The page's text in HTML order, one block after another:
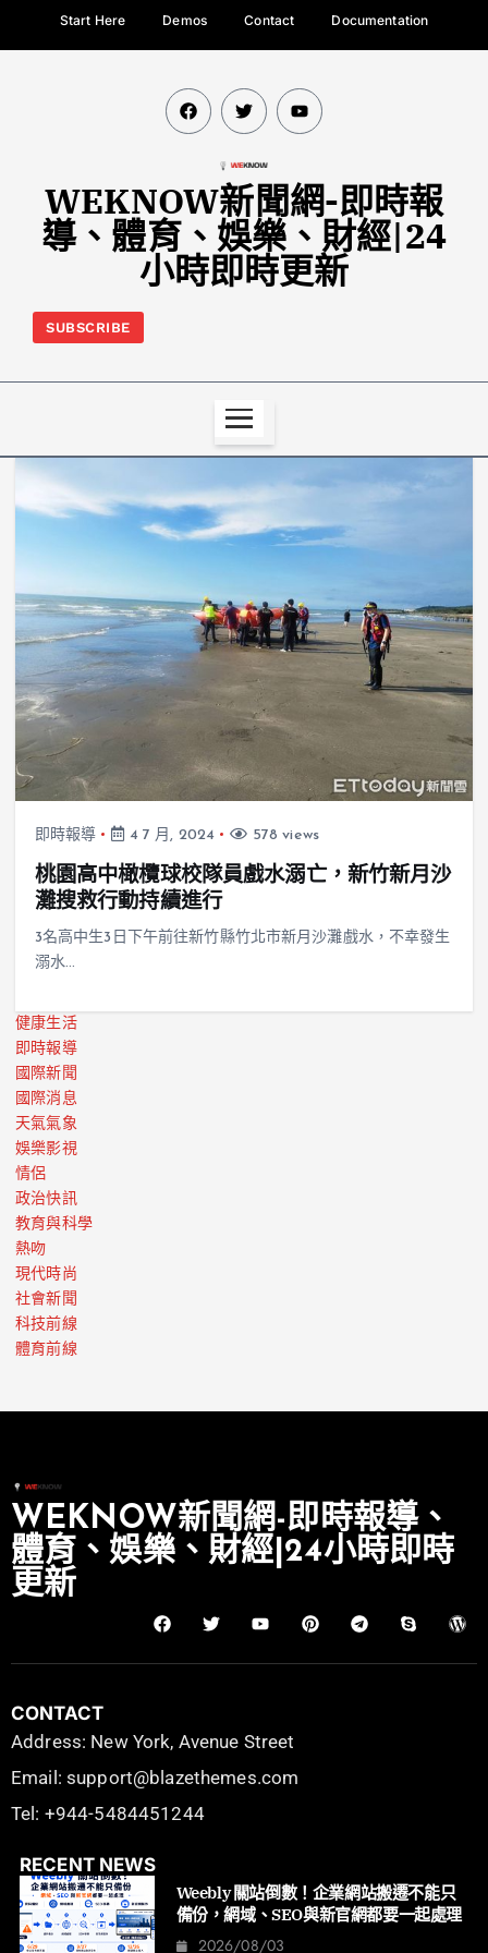
Start Here Demos Contact Documentation
WEKNOW新聞網-即時報
導、體育、娛樂、財經|24
小時即時更新
SUBSCRIBE
即時報導 4 7 月, 2024 578 views
桃園高中橄欖球校隊員戲水溺亡，新竹新月沙
灘搜救行動持續進行
3名高中生3日下午前往新竹縣竹北市新月沙灘戲水，不幸發生
溺水…
健康生活
即時報導
國際新聞
國際消息
天氣氣象
娛樂影視
情侶
政治快訊
教育與科學
熱吻
現代時尚
社會新聞
科技前線
體育前線
WEKNOW新聞網-即時報導、
體育、娛樂、財經|24小時即時
更新
CONTACT
Address: New York, Avenue Street
Email: support@blazethemes.com
Tel: +944-5484451244
RECENT NEWS
Weebly 關站倒數！企業網站搬遷不能只
備份，網域、SEO與新官網都要一起處理
2026/08/03